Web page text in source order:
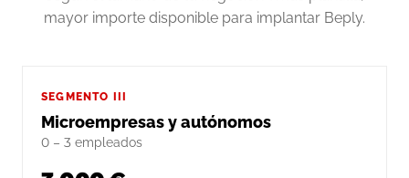
mayor importe disponible para implantar Beply.
SEGMENTO III
Microempresas y autónomos
0 – 3 empleados